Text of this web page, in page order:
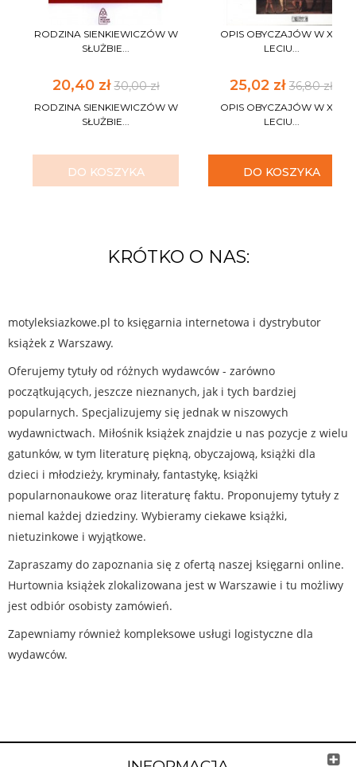
RODZINA SIENKIEWICZÓW W
SŁUŻBIE...
20,40 zł30,00 zł
RODZINA SIENKIEWICZÓW W
SŁUŻBIE...
DO KOSZYKA
OPIS OBYCZAJÓW W XV-
LECIU...
25,02 zł 36,80 zł
OPIS OBYCZAJÓW W XV-
LECIU...
DO KOSZYKA
KRÓTKO O NAS:
motyleksiazkowe.pl to księgarnia internetowa i dystrybutor
książek z Warszawy.
Oferujemy tytuły od różnych wydawców - zarówno
początkujących, jeszcze nieznanych, jak i tych bardziej
popularnych. Specjalizujemy się jednak w niszowych
wydawnictwach. Miłośnik książek znajdzie u nas pozycje z wielu
gatunków, w tym literaturę piękną, obyczajową, książki dla
dzieci i młodzieży, kryminały, fantastykę, książki
popularnonaukowe oraz literaturę faktu. Proponujemy tytuły z
niemal każdej dziedziny. Wybieramy ciekawe książki,
nietuzinkowe i wyjątkowe.
Zapraszamy do zapoznania się z ofertą naszej księgarni online.
Hurtownia książek zlokalizowana jest w Warszawie i tu możliwy
jest odbiór osobisty zamówień.
Zapewniamy również kompleksowe usługi logistyczne dla
wydawców.